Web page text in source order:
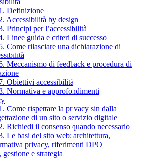
Definizione
Accessibilità by design
Principi per l’accessibilità
Linee guida e criteri di successo
Come rilasciare una dichiarazione di
Meccanismo di feedback e procedura di
Obiettivi accessibilità
Normativa e approfondimenti
Come rispettare la privacy sin dalla
di un sito o servizio digitale
Richiedi il consenso quando necessario
Le basi del sito web: architettura,
privacy, riferimenti DPO
e strategia